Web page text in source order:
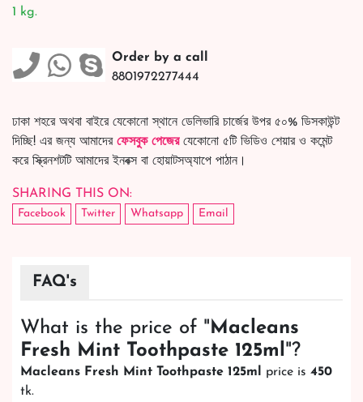
1 kg.
Order by a call
8801972277444
ঢাকা শহরে অথবা বাইরে যেকোনো স্থানে ডেলিভারি চার্জের উপর ৫০% ডিসকাউন্ট
দিচ্ছি! এর জন্য আমাদের ফেসবুক পেজেরযেকোনো ৫টি ভিডিও শেয়ার ও কমেন্ট
করে স্ক্রিনশটটি আমাদের ইনবক্স বা হোয়াটসঅ্যাপে পাঠান।
SHARING THIS ON:
Facebook Twitter Whatsapp Email
FAQ's
What is the price of " Macleans
Fresh Mint Toothpaste 125ml "?
Macleans Fresh Mint Toothpaste 125ml price is 450
tk.